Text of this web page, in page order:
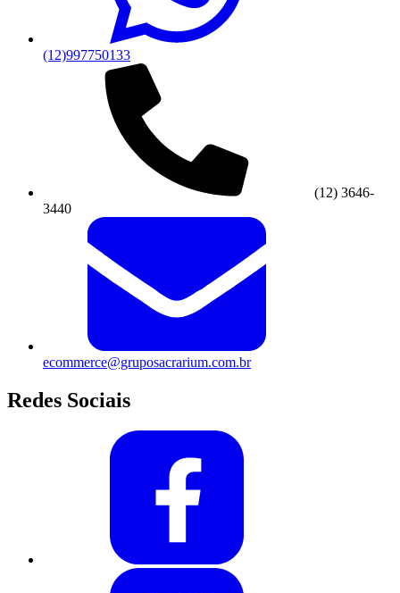
(12)997750133
(12) 3646-
3440
ecommerce@gruposacrarium.com.br
Redes Sociais